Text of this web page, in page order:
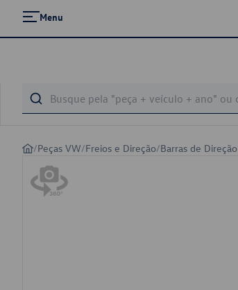
Menu
/Peças VW/Freios e Direção/Barras de Direção